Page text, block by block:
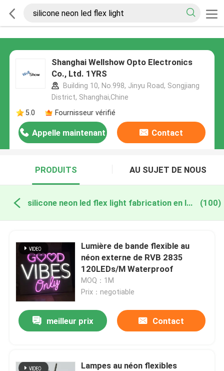
Shanghai Wellshow Opto Electronics
Co., Ltd. 1YRS
Building 10, No.998, Jinyu Road, Songjiang
District, Shanghai,Chine
5.0
Fournisseur vérifié
Appelle maintenant Contact
PRODUITS AU SUJET DE NOUS
silicone neon led flex light fabrication en ligne (100)
Lumière de bande flexible au
néon externe de RVB 2835
120LEDs/M Waterproof
MOQ：1M
Prix：negotiable
meilleur prix Contact
Lampes au néon flexibles